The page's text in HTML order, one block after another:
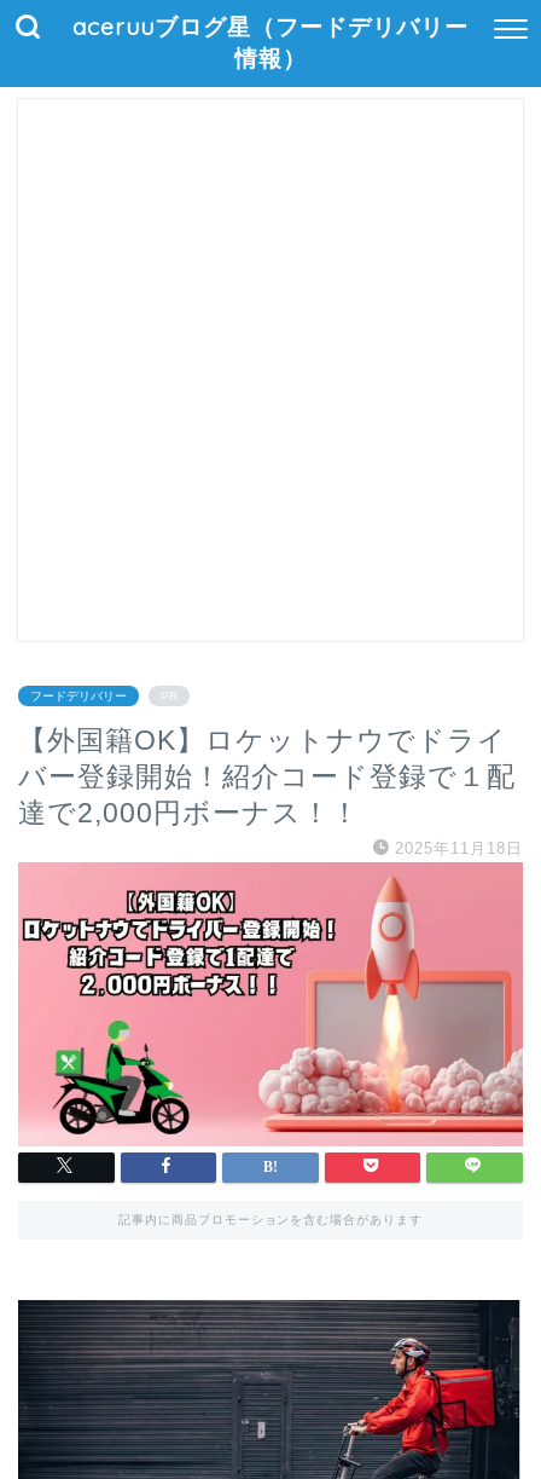
aceruuブログ星（フードデリバリー
情報）
フードデリバリー PR
【外国籍OK】ロケットナウでドライ
バー登録開始！紹介コード登録で１配
達で2,000円ボーナス！！
2025年11月18日
記事内に商品プロモーションを含む場合があります